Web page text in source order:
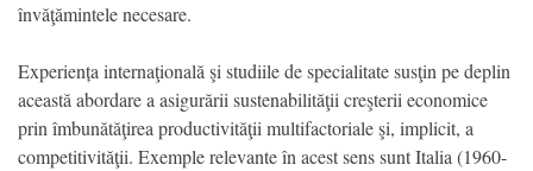
învăţămintele necesare.
Experiența internaţională şi studiile de specialitate susţin pe deplin
această abordare a asigurării sustenabilităţii creşterii economice
prin îmbunătăţirea productivităţii multifactoriale şi, implicit, a
competitivităţii. Exemple relevante în acest sens sunt Italia (1960-